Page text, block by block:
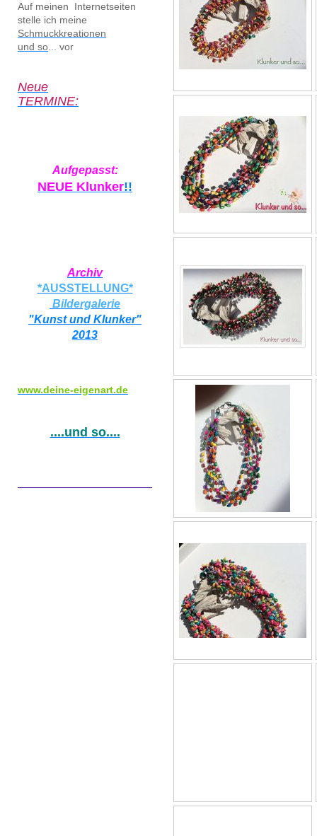
Auf meinen Internetseiten
stelle ich meine
Schmuckkreationen
und so... vor
Neue
TERMINE:
Aufgepasst:
NEUE Klunker!!
Archiv
*AUSSTELLUNG*
Bildergalerie
"Kunst und Klunker"
2013
www.deine-eigenart.de
....und so....